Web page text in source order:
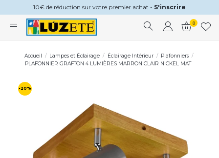
10€ de réduction sur votre premier achat - S'inscrire
0
Accueil Lampes et Éclairage Éclairage Intérieur
Plafonniers
PLAFONNIER GRAFTON 4 LUMIÈRES MARRON CLAIR NICKEL MAT
-20%